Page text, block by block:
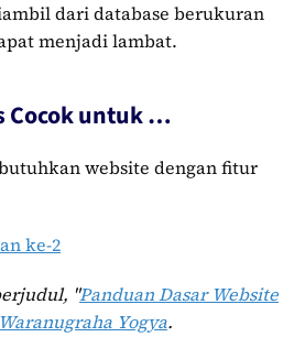
dari database berukuran
menjadi lambat.
Cocok untuk …
website dengan fitur
ke-2
"Panduan Dasar Website
Waranugraha Yogya.